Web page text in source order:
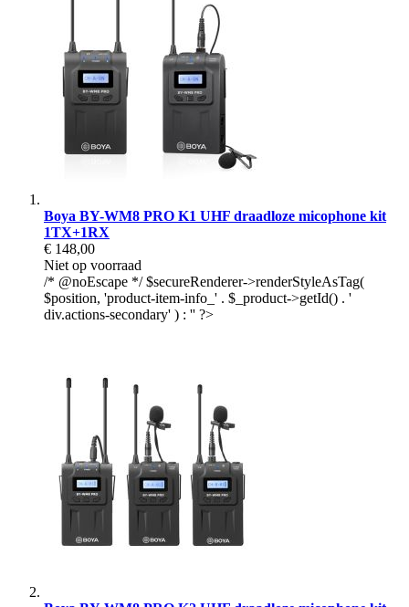
Boya BY-WM8 PRO K1 UHF draadloze micophone kit
1TX+1RX
€ 148,00
Niet op voorraad
/* @noEscape */ $secureRenderer->renderStyleAsTag(
$position, 'product-item-info_' . $_product->getId() . '
div.actions-secondary' ) : '' ?>